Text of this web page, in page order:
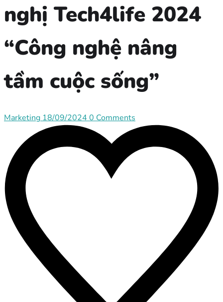
nghị Tech4life 2024
“Công nghệ nâng
tầm cuộc sống”
Marketing 18/09/2024 0 Comments